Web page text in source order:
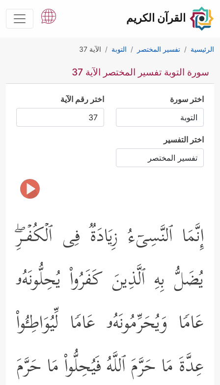
القرآن الكريم
الرئيسية تفسير المختصر التوبة الآية 37
سورة التوبة تفسير المختصر الآية 37
اختر سورة اختر رقم الآية
اختر التفسير
إِنَّمَا ٱلنَّسِیۤءُ زِیَادَةࣱ فِی ٱلۡكُفۡـرِۖ
یُضَلُّ بِهِ ٱلَّذِینَ كَفَرُواْ یُحِلُّونَهُۥ
عَامࣰا وَیُحَرِّمُونَهُۥ عَامࣰا لِّیُوَاطِـُٔواْ
عِدَّةَ مَا حَرَّمَ ٱللَّهُ فَیُحِلُّواْ مَا حَرَّمَ